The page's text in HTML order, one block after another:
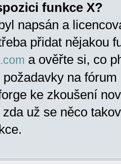
funkce X?
napsán a
přidat nějakou
a ověřte si, co
na
ke zkoušení
už se něco